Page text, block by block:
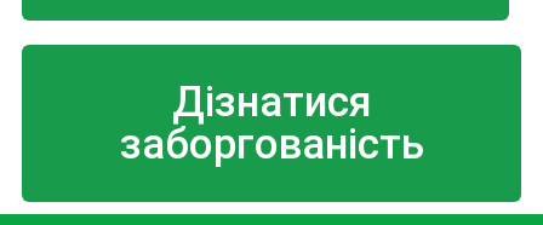
Дізнатися
заборгованість